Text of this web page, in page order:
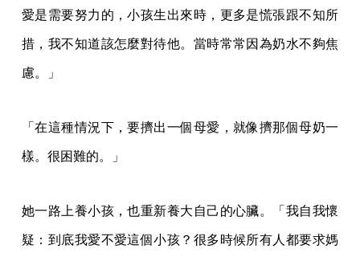
愛是需要努力的，小孩生出來時，更多是慌張跟不知所
措，我不知道該怎麼對待他。當時常常因為奶水不夠焦
慮。」
「在這種情況下，要擠出一個母愛，就像擠那個母奶一
樣。很困難的。」
她一路上養小孩，也重新養大自己的心臟。「我自我懷
疑：到底我愛不愛這個小孩？很多時候所有人都要求媽